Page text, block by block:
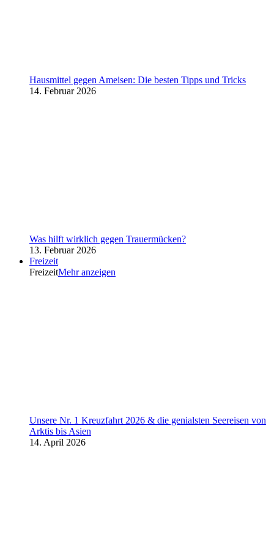
Hausmittel gegen Ameisen: Die besten Tipps und Tricks
14. Februar 2026
Was hilft wirklich gegen Trauermücken?
13. Februar 2026
Freizeit
FreizeitMehr anzeigen
Unsere Nr. 1 Kreuzfahrt 2026 & die genialsten Seereisen von
Arktis bis Asien
14. April 2026